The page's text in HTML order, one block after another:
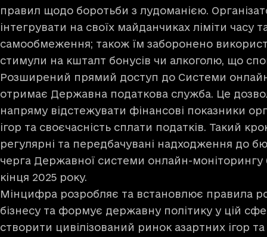
правил щодо боротьби з лудоманією.
інтегрувати на своїх майданчиках ліміти часу
самообмеження; також їм заборонено
стимули на кшталт бонусів чи алкоголю, що
Розширений прямий доступ до Системи
отримає Державна податкова служба. Це
напряму відстежувати фінансові показники
ігор та своєчасність сплати податків. Такий
регулярні та передбачувані надходження до
черга Державної системи онлайн-
кінця 2025 року.
Мінцифра розробляє та встановлює правила
бізнесу та формує державну політику у цій
створити цивілізований ринок азартних ігор